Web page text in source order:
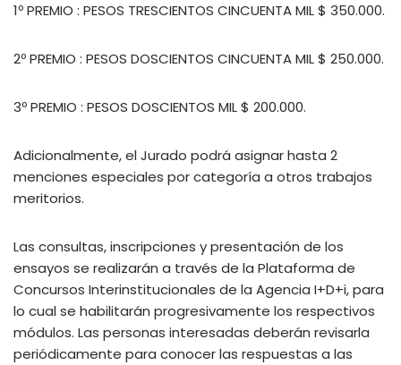
1º PREMIO : PESOS TRESCIENTOS CINCUENTA MIL $ 350.000.
2º PREMIO : PESOS DOSCIENTOS CINCUENTA MIL $ 250.000.
3º PREMIO : PESOS DOSCIENTOS MIL $ 200.000.
Adicionalmente, el Jurado podrá asignar hasta 2
menciones especiales por categoría a otros trabajos
meritorios.
Las consultas, inscripciones y presentación de los
ensayos se realizarán a través de la Plataforma de
Concursos Interinstitucionales de la Agencia I+D+i, para
lo cual se habilitarán progresivamente los respectivos
módulos. Las personas interesadas deberán revisarla
periódicamente para conocer las respuestas a las